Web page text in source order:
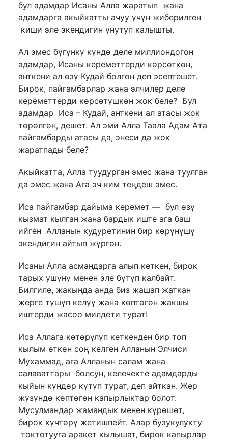
бул адамдар Исаны Алла жаратып жана
адамдарга акыйкатты ачуу үчүн жиберилген
киши эле экендигин унутуп калышты.
Ал эмес бүгүнкү күндө деле миллиондогон
адамдар, Исаны кереметтерди көрсөткөн,
анткени ал өзү Кудай болгон деп эсептешет.
Бирок, пайгамбарлар жана элчилер деле
кереметтерди көрсөтүшкөн жок беле? Бул
адамдар Иса – Кудай, анткени ал атасы жок
төрөлгөн, дешет. Ал эми Алла Таала Адам Ата
пайгамбарды атасы да, энеси да жок
жаратпады беле?
Акыйкатта, Алла туудурган эмес жана туулган
да эмес жана Ага эч ким теңдеш эмес.
Иса пайгамбар дайыма керемет — бул өзү
кызмат кылган жана бардык иште ага баш
ийген Алланын кудуретинин бир көрүнүшү
экендигин айтып жүргөн.
Исаны Алла асмандарга алып кеткен, бирок
тарых ушуну менен эле бүтүп калбайт.
Билгиле, жакында анда биз жашап жаткан
жерге түшүп келүү жана көптөгөн жакшы
иштерди жасоо милдети турат!
Иса Аллага көтөрүлүп кеткенден бир топ
кылым өткөн соң келген Алланын Элчиси
Мухаммад, ага Алланын салам жана
салаваттары болсун, келечекте адамдарды
кыйын күндөр күтүп турат, деп айткан. Жер
жүзүндө көптөгөн капырлыктар болот.
Мусулмандар жамандык менен күрөшөт,
бирок күчтөрү жетишпейт. Алар бузукулукту
токтотууга аракет кылышат, бирок капырлар